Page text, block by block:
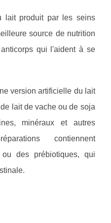
produit par les seins
source de nutrition
qui l'aident à se
version artificielle du lait
lait de vache ou de soja
minéraux et autres
contiennent
des prébiotiques, qui